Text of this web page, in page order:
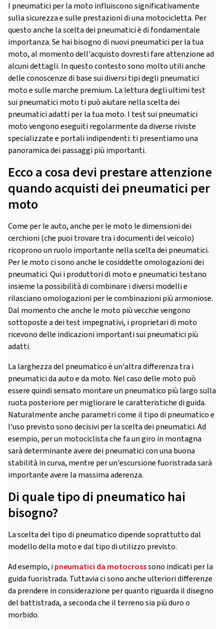
I pneumatici per la moto influiscono significativamente
sulla sicurezza e sulle prestazioni di una motocicletta. Per
questo anche la scelta dei pneumatici è di fondamentale
importanza. Se hai bisogno di nuovi pneumatici per la tua
moto, al momento dell'acquisto dovresti fare attenzione ad
alcuni dettagli. In questo contesto sono molto utili anche
delle conoscenze di base sui diversi tipi degli pneumatici
moto e sulle marche premium. La lettura degli ultimi test
sui pneumatici moto ti può aiutare nella scelta dei
pneumatici adatti per la tua moto. I test sui pneumatici
moto vengono eseguiti regolarmente da diverse riviste
specializzate e portali indipendenti: ti presentiamo una
panoramica dei passaggi più importanti.
Ecco a cosa devi prestare attenzione
quando acquisti dei pneumatici per
moto
Come per le auto, anche per le moto le dimensioni dei
cerchioni (che puoi trovare tra i documenti del veicolo)
ricoprono un ruolo importante nella scelta dei pneumatici.
Per le moto ci sono anche le cosiddette omologazioni dei
pneumatici. Qui i produttori di moto e pneumatici testano
insieme la possibilità di combinare i diversi modelli e
rilasciano omologazioni per le combinazioni più armoniose.
Dal momento che anche le moto più vecchie vengono
sottoposte a dei test impegnativi, i proprietari di moto
ricevono delle indicazioni importanti sui pneumatici più
adatti.
La larghezza del pneumatico è un'altra differenza tra i
pneumatici da auto e da moto. Nel caso delle moto può
essere quindi sensato montare un pneumatico più largo sulla
ruota posteriore per migliorare le caratteristiche di guida.
Naturalmente anche parametri come il tipo di pneumatico e
l'uso previsto sono decisivi per la scelta dei pneumatici. Ad
esempio, per un motociclista che fa un giro in montagna
sarà determinante avere dei pneumatici con una buona
stabilità in curva, mentre per un'escursione fuoristrada sarà
importante avere la massima aderenza.
Di quale tipo di pneumatico hai
bisogno?
La scelta del tipo di pneumatico dipende soprattutto dal
modello della moto e dal tipo di utilizzo previsto.
Ad esempio, ipneumatici da motocrosssono indicati per la
guida fuoristrada. Tuttavia ci sono anche ulteriori differenze
da prendere in considerazione per quanto riguarda il disegno
del battistrada, a seconda che il terreno sia più duro o
morbido.